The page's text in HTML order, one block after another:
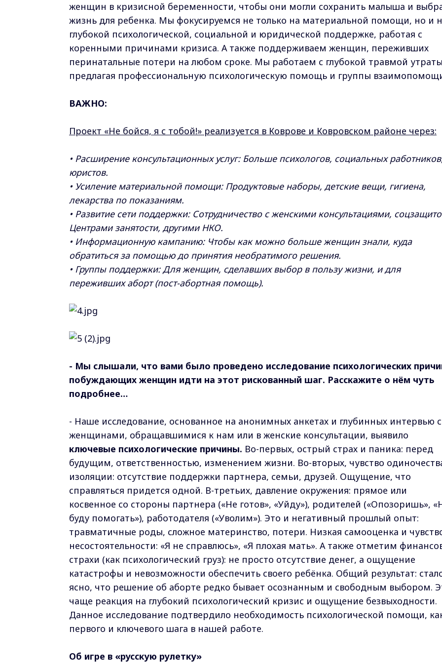
женщин в кризисной беременности, чтобы они могли сохранить малыша и
жизнь для ребенка. Мы фокусируемся не только на материальной помощи, но и
глубокой психологической, социальной и юридической поддержке, работая с
коренными причинами кризиса. А также поддерживаем женщин, переживших
перинатальные потери на любом сроке. Мы работаем с глубокой травмой
предлагая профессиональную психологическую помощь и группы
ВАЖНО:
Проект «Не бойся, я с тобой!» реализуется в Коврове и Ковровском районе через:
• Расширение консультационных услуг: Больше психологов, социальных
юристов.
• Усиление материальной помощи: Продуктовые наборы, детские вещи, гигиена,
лекарства по показаниям.
• Развитие сети поддержки: Сотрудничество с женскими консультациями,
Центрами занятости, другими НКО.
• Информационную кампанию: Чтобы как можно больше женщин знали, куда
обратиться за помощью до принятия необратимого решения.
• Группы поддержки: Для женщин, сделавших выбор в пользу жизни, и для
переживших аборт (пост-абортная помощь).
- Мы слышали, что вами было проведено исследование психологических
побуждающих женщин идти на этот рискованный шаг. Расскажите о нём чуть
подробнее…
- Наше исследование, основанное на анонимных анкетах и глубинных интервью с
женщинами, обращавшимися к нам или в женские консультации, выявило
ключевые психологические причины. Во-первых, острый страх и паника: перед
будущим, ответственностью, изменением жизни. Во-вторых, чувство
изоляции: отсутствие поддержки партнера, семьи, друзей. Ощущение, что
справляться придется одной. В-третьих, давление окружения: прямое или
косвенное со стороны партнера («Не готов», «Уйду»), родителей («Опозоришь»,
буду помогать»), работодателя («Уволим»). Это и негативный прошлый опыт:
травматичные роды, сложное материнство, потери. Низкая самооценка и
несостоятельности: «Я не справлюсь», «Я плохая мать». А также отметим
страхи (как психологический груз): не просто отсутствие денег, а ощущение
катастрофы и невозможности обеспечить своего ребёнка. Общий результат:
ясно, что решение об аборте редко бывает осознанным и свободным выбором.
чаще реакция на глубокий психологический кризис и ощущение безвыходности.
Данное исследование подтвердило необходимость психологической помощи,
первого и ключевого шага в нашей работе.
Об игре в «русскую рулетку»